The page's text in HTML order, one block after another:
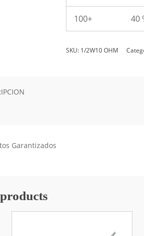
100+ 40
SKU: 1/2W10 OHM
Garantizados